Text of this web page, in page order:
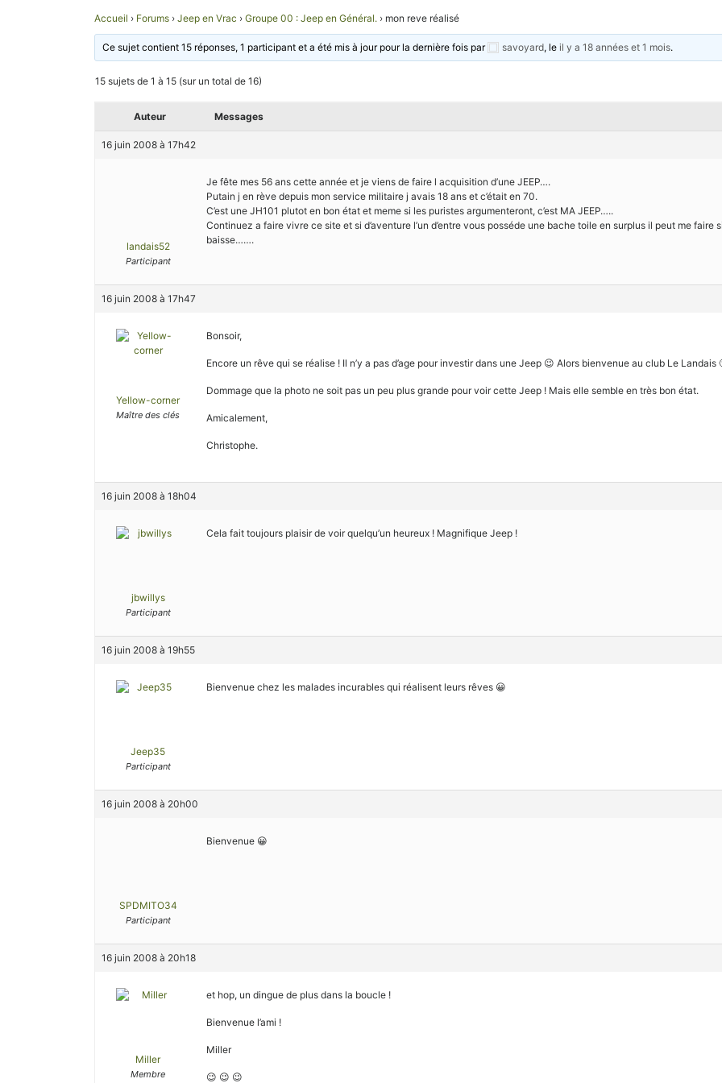
Accueil › Forums › Jeep en Vrac › Groupe 00 : Jeep en Général. › mon reve réalisé
Ce sujet contient 15 réponses, 1 participant et a été mis à jour pour la dernière fois par savoyard, leil y a 18 années et 1 mois.
15 sujets de 1 à 15 (sur un total de 16)
Auteur Messages
16 juin 2008 à 17h42
landais52
Participant
Je fête mes 56 ans cette année et je viens de faire l acquisition d’une JEEP….
Putain j en rève depuis mon service militaire j avais 18 ans et c’était en 70.
C’est une JH101 plutot en bon état et meme si les puristes argumenteront, c’est MA JEEP…..
Continuez a faire vivre ce site et si d’aventure l’un d’entre vous posséde une bache toile en surplus il peut me
baisse…….
16 juin 2008 à 17h47
Yellow-corner
Maître des clés
Bonsoir,
Encore un rêve qui se réalise ! Il n’y a pas d’age pour investir dans une Jeep 😉 Alors bienvenue au club Le Landais
Dommage que la photo ne soit pas un peu plus grande pour voir cette Jeep ! Mais elle semble en très bon état.
Amicalement,
Christophe.
16 juin 2008 à 18h04
jbwillys
Participant
Cela fait toujours plaisir de voir quelqu’un heureux ! Magnifique Jeep !
16 juin 2008 à 19h55
Jeep35
Participant
Bienvenue chez les malades incurables qui réalisent leurs rêves 😀
16 juin 2008 à 20h00
SPDMITO34
Participant
Bienvenue 😀
16 juin 2008 à 20h18
Miller
Membre
et hop, un dingue de plus dans la boucle !
Bienvenue l’ami !
Miller
😉 😉 😉